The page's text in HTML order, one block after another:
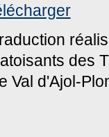
des
Val d'Ajol-